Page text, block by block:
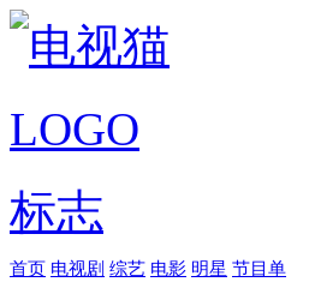
首页 电视剧 综艺 电影 明星 节目单